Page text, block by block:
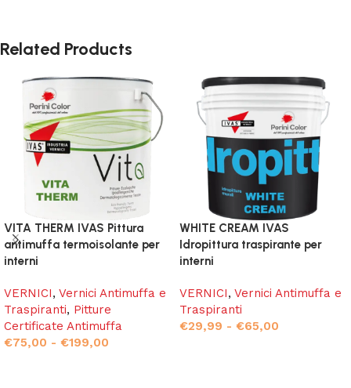
Related Products
VITA THERM IVAS Pittura
antimuffa termoisolante per
interni
VERNICI, Vernici Antimuffa e
Traspiranti, Pitture
Certificate Antimuffa
€75,00 - €199,00
WHITE CREAM IVAS
Idropittura traspirante per
interni
VERNICI, Vernici Antimuffa e
Traspiranti
€29,99 - €65,00